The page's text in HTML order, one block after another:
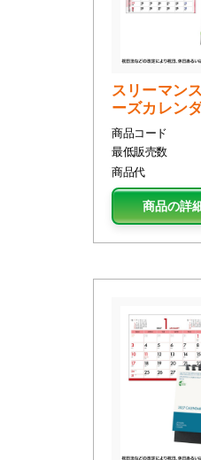
スリーマン
ーズカレン
商品コード
最低販売数
商品代
商品の詳